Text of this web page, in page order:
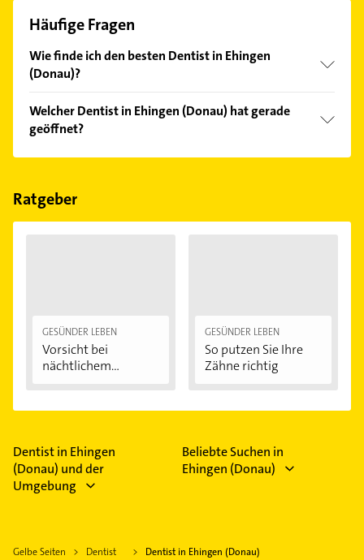
Häufige Fragen
Wie finde ich den besten Dentist in Ehingen
(Donau)?
Kundenmeinungen und profitieren Sie von den
Empfehlungen. Die Suchergebnisse können Sie sich
einfach nachBewertungensortiert anzeigen lassen.
Welcher Dentist in Ehingen (Donau) hat gerade
geöffnet?
Im Anbieter-Bereich finden Sie alleÖffnungszeiten.
Feiertagen abweichen können.
Ratgeber
GESÜNDER LEBEN
Vorsicht bei
nächtlichem
GESÜNDER LEBEN
So putzen Sie Ihre
Zähne richtig
Dentist in Ehingen
(Donau) und der
Umgebung
Beliebte Suchen in
Ehingen (Donau)
Gelbe Seiten Dentist Dentist in Ehingen (Donau)